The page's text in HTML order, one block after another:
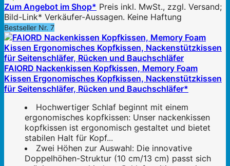
Zum Angebot im Shop* Preis inkl. MwSt., zzgl. Versand;
Bild-Link* Verkäufer-Aussagen. Keine Haftung
Bestseller Nr. 7
FAIORD Nackenkissen Kopfkissen, Memory Foam
Kissen Ergonomisches Kopfkissen, Nackenstützkissen
für Seitenschläfer, Rücken und Bauchschläfer*
Hochwertiger Schlaf beginnt mit einem
ergonomisches kopfkissen: Unser nackenkissen
kopfkissen ist ergonomisch gestaltet und bietet
stabilen Halt für Kopf...
Zwei Höhen zur Auswahl: Die innovative
Doppelhöhen-Struktur (10 cm/13 cm) passt sich